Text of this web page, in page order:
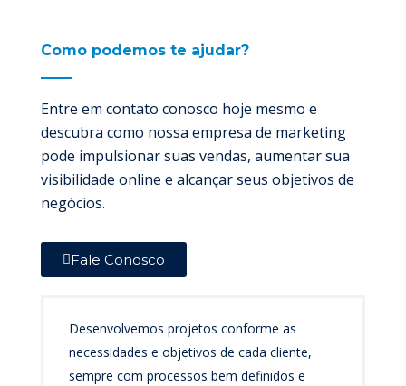
Como podemos te ajudar?
Entre em contato conosco hoje mesmo e
descubra como nossa empresa de marketing
pode impulsionar suas vendas, aumentar sua
visibilidade online e alcançar seus objetivos de
negócios.
Fale Conosco
Desenvolvemos projetos conforme as
necessidades e objetivos de cada cliente,
sempre com processos bem definidos e